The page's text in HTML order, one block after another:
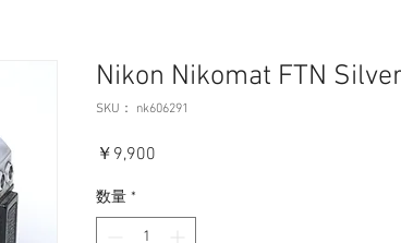
Nikon Nikomat FTN
SKU： nk606291
￥9,900
数量 *